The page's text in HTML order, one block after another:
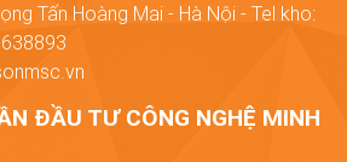
Tấn Hoàng Mai - Hà Nội - Tel kho:
ĐẦU TƯ CÔNG NGHỆ MINH